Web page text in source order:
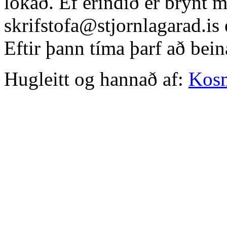
Eftir þann tíma þarf að
Hugleitt og hannað af: